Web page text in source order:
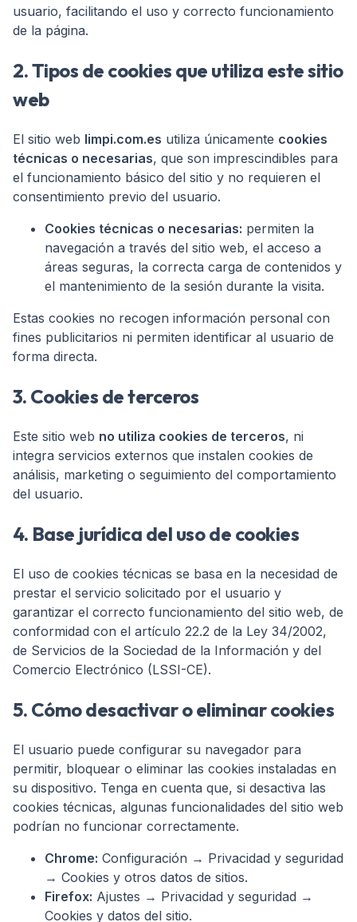
usuario, facilitando el uso y correcto funcionamiento
de la página.
2. Tipos de cookies que utiliza este sitio
web
El sitio web limpi.com.es utiliza únicamente cookies
técnicas o necesarias, que son imprescindibles para
el funcionamiento básico del sitio y no requieren el
consentimiento previo del usuario.
Cookies técnicas o necesarias: permiten la
navegación a través del sitio web, el acceso a
áreas seguras, la correcta carga de contenidos y
el mantenimiento de la sesión durante la visita.
Estas cookies no recogen información personal con
fines publicitarios ni permiten identificar al usuario de
forma directa.
3. Cookies de terceros
Este sitio web no utiliza cookies de terceros, ni
integra servicios externos que instalen cookies de
análisis, marketing o seguimiento del comportamiento
del usuario.
4. Base jurídica del uso de cookies
El uso de cookies técnicas se basa en la necesidad de
prestar el servicio solicitado por el usuario y
garantizar el correcto funcionamiento del sitio web, de
conformidad con el artículo 22.2 de la Ley 34/2002,
de Servicios de la Sociedad de la Información y del
Comercio Electrónico (LSSI-CE).
5. Cómo desactivar o eliminar cookies
El usuario puede configurar su navegador para
permitir, bloquear o eliminar las cookies instaladas en
su dispositivo. Tenga en cuenta que, si desactiva las
cookies técnicas, algunas funcionalidades del sitio web
podrían no funcionar correctamente.
Chrome: Configuración → Privacidad y seguridad
→ Cookies y otros datos de sitios.
Firefox: Ajustes → Privacidad y seguridad →
Cookies y datos del sitio.